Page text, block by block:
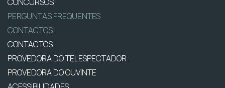
PERGUNTAS FREQUENTES
CONTACTOS
CONTACTOS
PROVEDORA DO TELESPECTADOR
PROVEDORA DO OUVINTE